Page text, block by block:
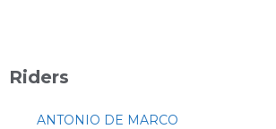
Riders
ANTONIO DE MARCO